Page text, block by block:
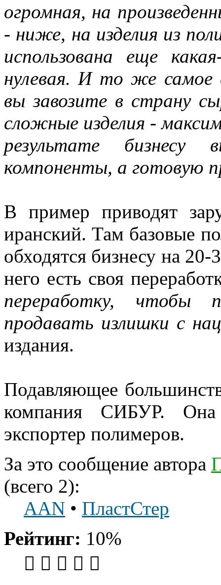
огромная, на
- ниже, на изделия из
использована еще
нулевая. И то же самое
вы завозите в страну
сложные изделия -
результате бизнесу
компоненты, а готовую
В пример приводят
иранский. Там базовые
обходятся бизнесу на
него есть своя
переработку, чтобы
продавать излишки с
издания.
Подавляющее
компания СИБУР.
экспортер полимеров.
За это сообщение автора
(всего 2):
AAN • ПластСтер
Рейтинг: 10%